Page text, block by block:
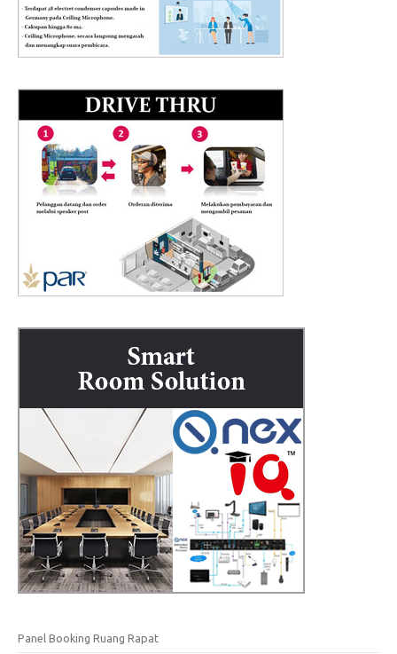
Panel Booking Ruang Rapat